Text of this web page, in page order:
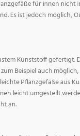
für innen nicht
Es ist jedoch möglich,
Kunststoff gefertigt.
Beispiel auch
Pflanzgefäße aus
leicht umgestellt
an.